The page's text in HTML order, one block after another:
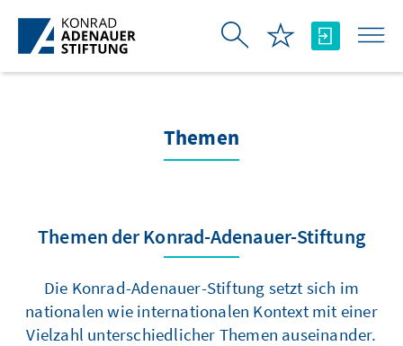
Zum Hauptinhalt springen
Themen
Themen der Konrad-Adenauer-Stiftung
Die Konrad-Adenauer-Stiftung setzt sich im
nationalen wie internationalen Kontext mit einer
Vielzahl unterschiedlicher Themen auseinander.